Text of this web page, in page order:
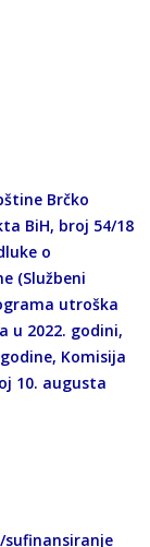
Brčko
BiH, broj 54/18
o
(Službeni
utroška
u 2022. godini,
Komisija
10. augusta